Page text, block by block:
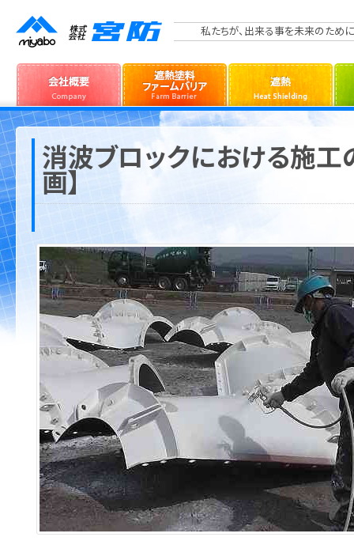
私たちが、出来る事を未来のために
消波ブロックにおける施工
画】